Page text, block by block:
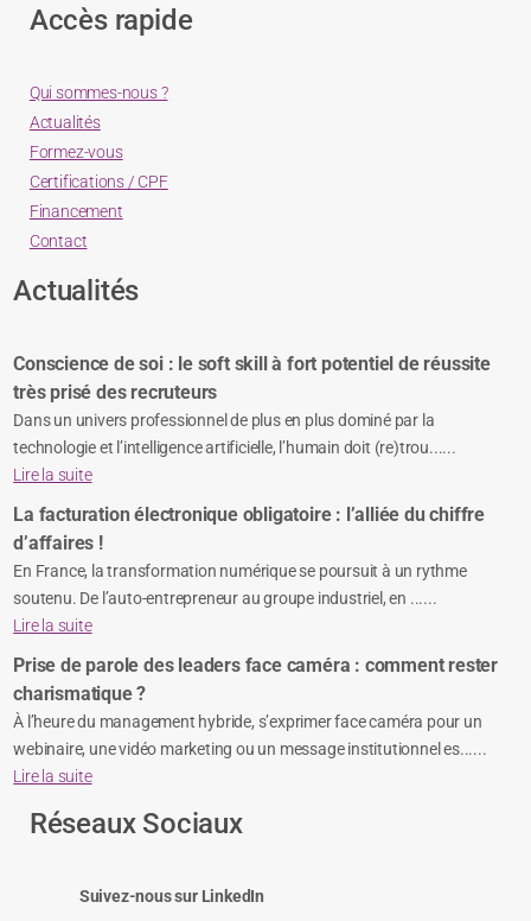
Accès rapide
Qui sommes-nous ?
Actualités
Formez-vous
Certifications / CPF
Financement
Contact
Actualités
Conscience de soi : le soft skill à fort potentiel de réussite
très prisé des recruteurs
Dans un univers professionnel de plus en plus dominé par la
technologie et l’intelligence artificielle, l’humain doit (re)trou......
Lire la suite
La facturation électronique obligatoire : l’alliée du chiffre
d’affaires !
En France, la transformation numérique se poursuit à un rythme
soutenu. De l’auto-entrepreneur au groupe industriel, en ......
Lire la suite
Prise de parole des leaders face caméra : comment rester
charismatique ?
À l’heure du management hybride, s’exprimer face caméra pour un
webinaire, une vidéo marketing ou un message institutionnel es......
Lire la suite
Réseaux Sociaux
Suivez-nous sur LinkedIn